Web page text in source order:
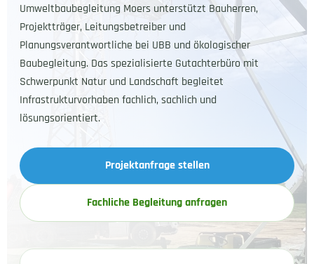
Umweltbaubegleitung Moers unterstützt Bauherren,
Projektträger, Leitungsbetreiber und
Planungsverantwortliche bei UBB und ökologischer
Baubegleitung. Das spezialisierte Gutachterbüro mit
Schwerpunkt Natur und Landschaft begleitet
Infrastrukturvorhaben fachlich, sachlich und
lösungsorientiert.
Projektanfrage stellen
Fachliche Begleitung anfragen